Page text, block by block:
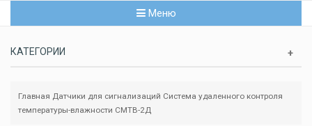
Меню
КАТЕГОРИИ
Главная Датчики для сигнализаций Система удаленного контроля
температуры-влажности СМТВ-2Д